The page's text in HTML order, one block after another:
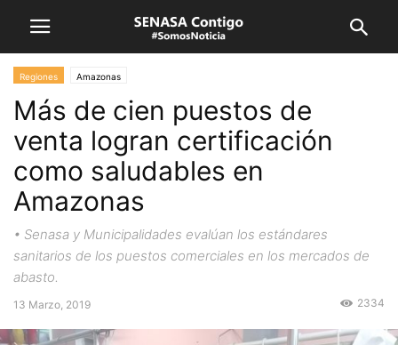
Regiones Amazonas
Más de cien puestos de
venta logran certificación
como saludables en
Amazonas
• Senasa y Municipalidades evalúan los estándares
sanitarios de los puestos comerciales en los mercados de
abasto.
13 Marzo, 2019 2334